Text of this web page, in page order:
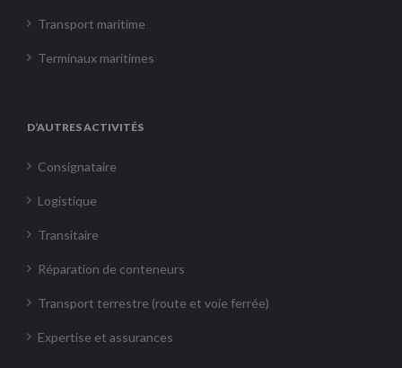
Transport maritime
Terminaux maritimes
D’AUTRES ACTIVITÉS
Consignataire
Logistique
Transitaire
Réparation de conteneurs
Transport terrestre (route et voie ferrée)
Expertise et assurances